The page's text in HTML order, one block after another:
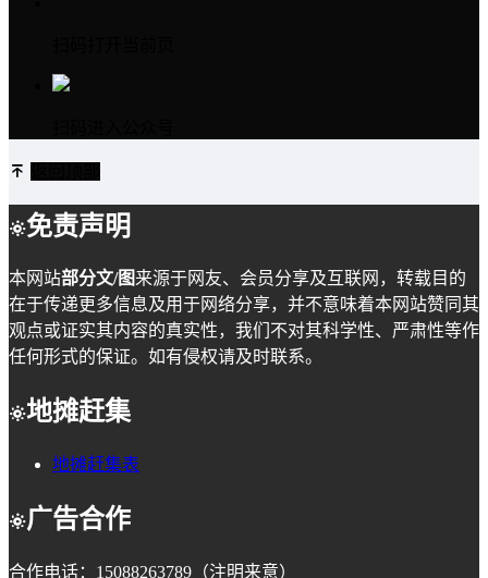
免责声明
本网站部分文/图来源于网友、会员分享及互联网，转载目的
在于传递更多信息及用于网络分享，并不意味着本网站赞同其
观点或证实其内容的真实性，我们不对其科学性、严肃性等作
任何形式的保证。如有侵权请及时联系。
地摊赶集
地摊赶集表
广告合作
合作电话：15088263789（注明来意）